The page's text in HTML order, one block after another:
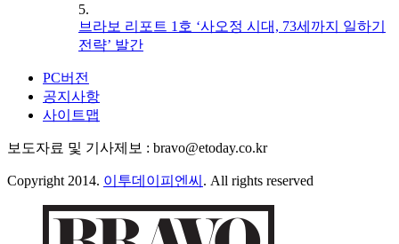
5.
브라보 리포트 1호 ‘사오정 시대, 73세까지 일하기
전략’ 발간
PC버전
공지사항
사이트맵
보도자료 및 기사제보 : bravo@etoday.co.kr
Copyright 2014. 이투데이피엔씨 . All rights reserved